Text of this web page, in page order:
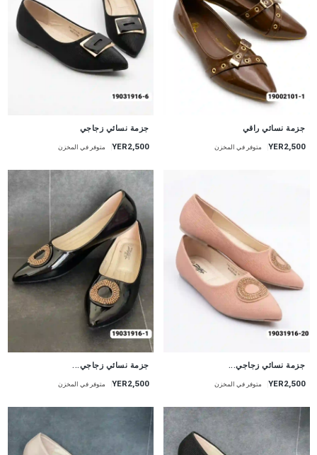
جزمة نسائي راقي
YER2,500 متوفر في المخزن
جزمة نسائي زجاجي
YER2,500 متوفر في المخزن
جزمة نسائي زجاجي...
YER2,500 متوفر في المخزن
جزمة نسائي زجاجي...
YER2,500 متوفر في المخزن